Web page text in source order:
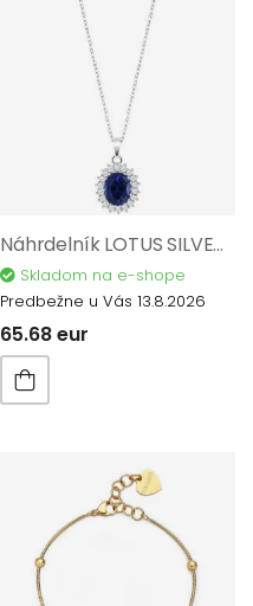
Náhrdelník LOTUS SILVER Colors AG 925/1000 LP3459-1/1
Skladom na e-shope
Predbežne u Vás 13.8.2026
65.68 eur